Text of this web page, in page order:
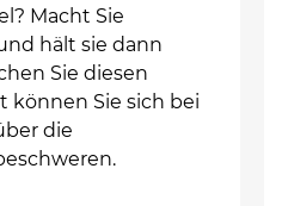
Macht Sie
hält sie dann
Sie diesen
können Sie sich bei
die